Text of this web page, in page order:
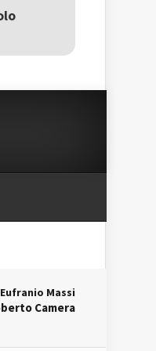
Eufranio Massi
Camera